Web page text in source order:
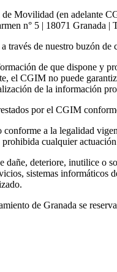
Movilidad (en
n° 5 | 18071 Granada |
través de nuestro buzón de
de que dispone y
el CGIM no puede
de la información
por el CGIM
a la legalidad
cualquier
dañe, deteriore, inutilice
sistemas
de Granada se